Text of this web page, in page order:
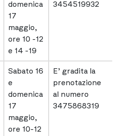
domenica
17
maggio,
ore 10 -12
e 14 -19
3454519932
Sabato 16
e
domenica
17
maggio,
ore 10-12
E’ gradita la
prenotazione
al numero
3475868319